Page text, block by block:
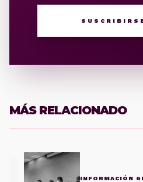
MÁS RELACIONADO
INFORMACIÓN